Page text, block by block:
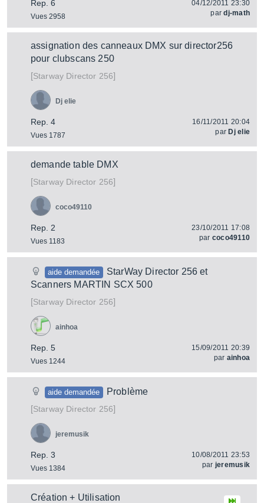
Rep. 6
Vues 2958
04/12/2011 23:30
pardj-math
assignation des canneaux DMX sur director256
pour clubscans 250
[Starway Director 256]
Rep. 4
Vues 1787
Dj elie
16/11/2011 20:04
par Dj elie
demande table DMX
[Starway Director 256]
Rep. 2
Vues 1183
coco49110
23/10/2011 17:08
par coco49110
aide demandée
StarWay Director 256 et
Scanners MARTIN SCX 500
[Starway Director 256]
Rep. 5
Vues 1244
ainhoa
15/09/2011 20:39
par ainhoa
aide demandée
Problème
[Starway Director 256]
Rep. 3
Vues 1384
jeremusik
10/08/2011 23:53
par jeremusik
Création + Utilisation